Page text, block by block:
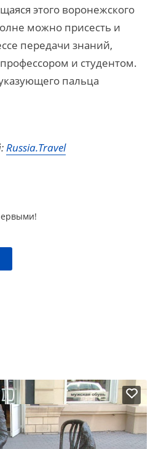
этого воронежского
можно присесть и
передачи знаний,
и студентом.
пальца
Russia.Travel